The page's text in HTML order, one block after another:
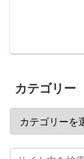
カテゴリー